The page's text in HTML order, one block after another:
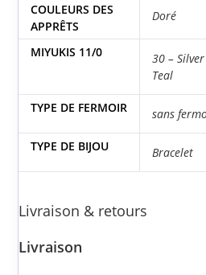
COULEURS DES
APPRÊTS
Doré
MIYUKIS 11/0
30 –
Teal
TYPE DE FERMOIR sans
TYPE DE BIJOU Bracelet
Livraison & retours
Livraison